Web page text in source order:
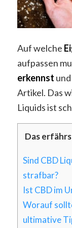
Auf welche
aufpassen
erkennst
Artikel. Das
Liquids ist
Das
Sind CBD
strafbar?
Ist CBD im
Worauf
ultimative